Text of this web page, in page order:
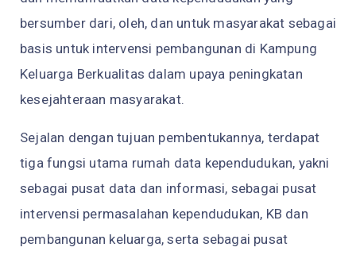
bersumber dari, oleh, dan untuk masyarakat sebagai
basis untuk intervensi pembangunan di Kampung
Keluarga Berkualitas dalam upaya peningkatan
kesejahteraan masyarakat.
Sejalan dengan tujuan pembentukannya, terdapat
tiga fungsi utama rumah data kependudukan, yakni
sebagai pusat data dan informasi, sebagai pusat
intervensi permasalahan kependudukan, KB dan
pembangunan keluarga, serta sebagai pusat